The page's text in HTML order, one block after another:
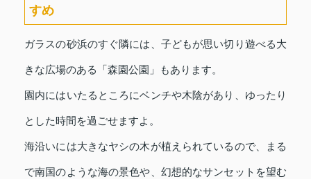
すめ
ガラスの砂浜のすぐ隣には、子どもが思い切り遊べる大
きな広場のある「森園公園」もあります。
園内にはいたるところにベンチや木陰があり、ゆったり
とした時間を過ごせますよ。
海沿いには大きなヤシの木が植えられているので、まる
で南国のような海の景色や、幻想的なサンセットを望む